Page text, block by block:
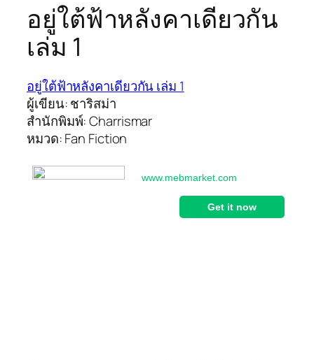
อยู่ใต้ฟ้าหลังคาเดียวกัน
เล่ม 1
อยู่ใต้ฟ้าหลังคาเดียวกัน เล่ม 1
ผู้เขียน: ชาริสม่า
สำนักพิมพ์: Charrismar
หมวด: Fan Fiction